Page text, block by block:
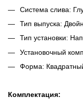
Система слива:
Тип выпуска:
Тип установки:
Установочный
Форма:
Комплектация: